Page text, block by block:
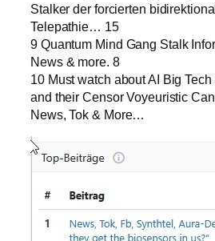
Stalker der forcierten
Telepathie… 15
9 Quantum Mind Gang Stalk
News & more. 8
10 Must watch about AI Big
and their Censor Voyeuristic
News, Tok & More…